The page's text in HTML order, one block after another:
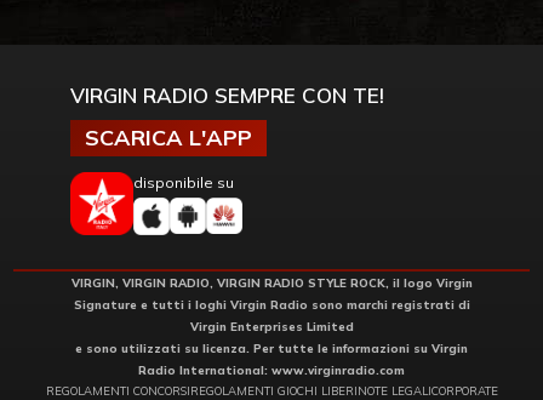
VIRGIN RADIO SEMPRE CON TE!
SCARICA L'APP
disponibile su
VIRGIN, VIRGIN RADIO, VIRGIN RADIO STYLE ROCK, il logo Virgin
Signature e tutti i loghi Virgin Radio sono marchi registrati di
Virgin Enterprises Limited
e sono utilizzati su licenza. Per tutte le informazioni su Virgin
Radio International: www.virginradio.com
REGOLAMENTI CONCORSIREGOLAMENTI GIOCHI LIBERINOTE LEGALICORPORATE